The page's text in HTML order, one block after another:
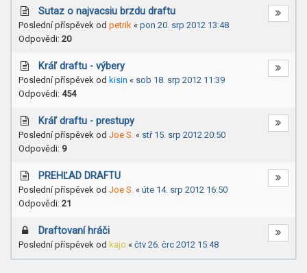
Sutaz o najvacsiu brzdu draftu
Poslední příspěvek od petrik « pon 20. srp 2012 13:48
Odpovědi: 20
Kráľ draftu - výbery
Poslední příspěvek od kisin « sob 18. srp 2012 11:39
Odpovědi: 454
Kráľ draftu - prestupy
Poslední příspěvek od Joe S. « stř 15. srp 2012 20:50
Odpovědi: 9
PREHĽAD DRAFTU
Poslední příspěvek od Joe S. « úte 14. srp 2012 16:50
Odpovědi: 21
Draftovaní hráči
Poslední příspěvek od kajo « čtv 26. črc 2012 15:48